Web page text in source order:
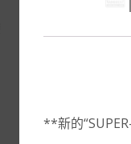
**新的